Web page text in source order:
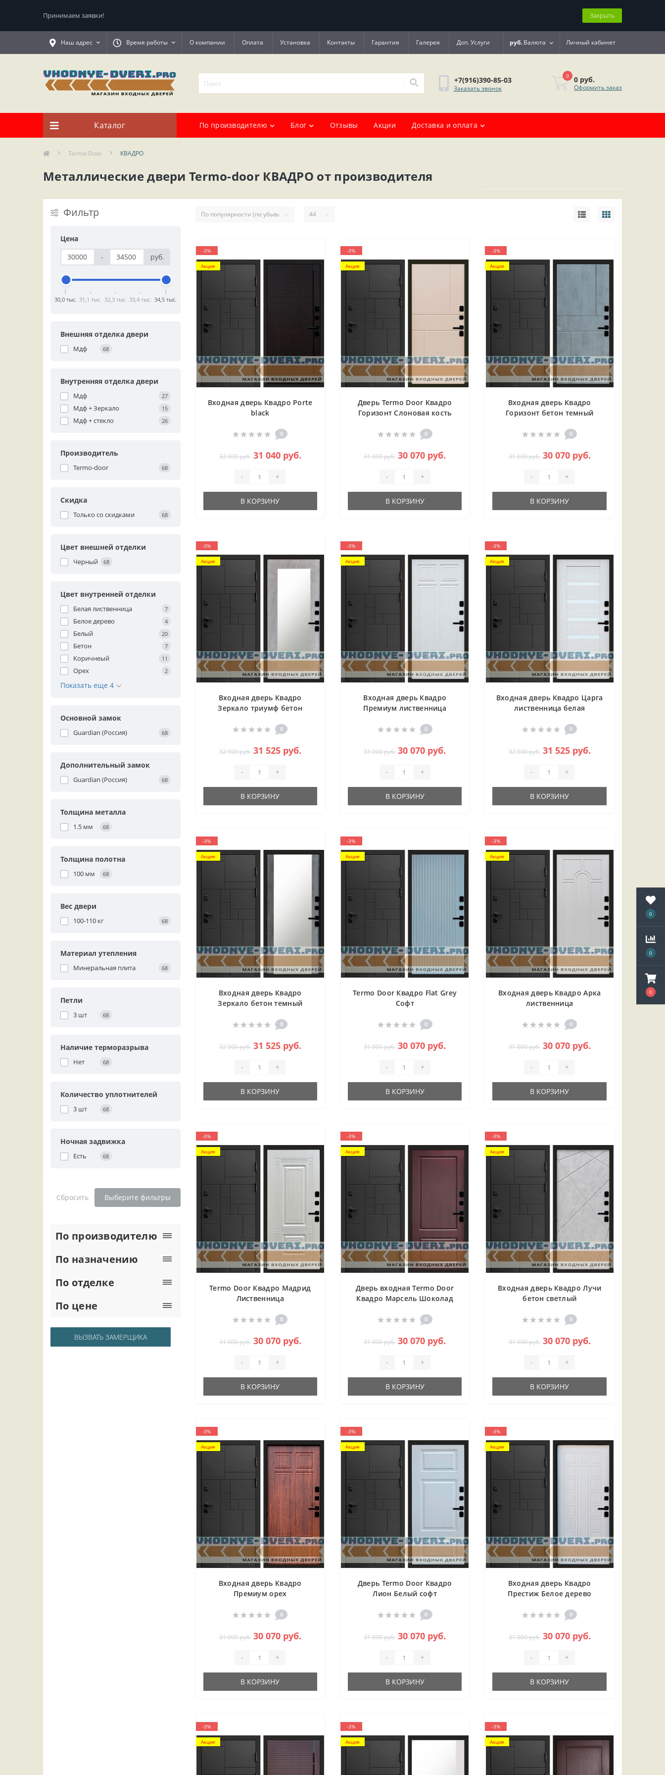
0
0
0
Принимаем заявки! Закрыть
Наш адрес Время работы О компании Оплата Установка Контакты Гарантия Галерея Доп. Услуги руб. Валюта Личный кабинет
+7(916)390-85-03
Заказать звонок
0 0 руб.
Оформить заказ
Каталог По производителю Блог Отзывы Акции Доставка и оплата
Termo-Door КВАДРО
Металлические двери Termo-door КВАДРО от производителя
Фильтр
Цена
-
руб.
30,0 тыс. 31,1 тыс. 32,3 тыс. 33,4 тыс. 34,5 тыс.
Внешняя отделка двери
Мдф 68
Внутренняя отделка двери
Мдф 27
Мдф + Зеркало 15
Мдф + стекло 26
Производитель
Termo-door 68
Скидка
Только со cкидками 68
Цвет внешней отделки
Черный 68
Цвет внутренней отделки
Белая лиственница 7
Белое дерево 4
Белый 20
Бетон 7
Коричнеый 11
Орех 2
Показать еще 4
Основной замок
Guardian (Россия) 68
Дополнительный замок
Guardian (Россия) 68
Толщина металла
1.5 мм 68
Толщина полотна
100 мм 68
Вес двери
100-110 кг 68
Материал утепления
Минеральная плита 68
Петли
3 шт 68
Наличие терморазрыва
Нет 68
Количество уплотнителей
3 шт 68
Ночная задвижка
Есть 68
Сбросить Выберите фильтры
По производителю
По назначению
По отделке
По цене
ВЫЗВАТЬ ЗАМЕРЩИКА
-3%
Акция
Входная дверь Квадро Porte
black
0
32 000 руб. 31 040 руб.
- +
В КОРЗИНУ
-3%
Акция
Дверь Termo Door Квадро
Горизонт Слоновая кость
0
31 000 руб. 30 070 руб.
- +
В КОРЗИНУ
-3%
Акция
Входная дверь Квадро
Горизонт бетон темный
0
31 000 руб. 30 070 руб.
- +
В КОРЗИНУ
-3%
Акция
Входная дверь Квадро
Зеркало триумф бетон
0
32 500 руб. 31 525 руб.
- +
В КОРЗИНУ
-3%
Акция
Входная дверь Квадро
Премиум лиственница
0
31 000 руб. 30 070 руб.
- +
В КОРЗИНУ
-3%
Акция
Входная дверь Квадро Царга
лиственница белая
0
32 500 руб. 31 525 руб.
- +
В КОРЗИНУ
-3%
Акция
Входная дверь Квадро
Зеркало бетон темный
0
32 500 руб. 31 525 руб.
- +
В КОРЗИНУ
-3%
Акция
Termo Door Квадро Flat Grey
Софт
0
31 000 руб. 30 070 руб.
- +
В КОРЗИНУ
-3%
Акция
Входная дверь Квадро Арка
лиственница
0
31 000 руб. 30 070 руб.
- +
В КОРЗИНУ
-3%
Акция
Termo Door Квадро Мадрид
Лиственница
0
31 000 руб. 30 070 руб.
- +
В КОРЗИНУ
-3%
Акция
Дверь входная Termo Door
Квадро Марсель Шоколад
0
31 000 руб. 30 070 руб.
- +
В КОРЗИНУ
-3%
Акция
Входная дверь Квадро Лучи
бетон светлый
0
31 000 руб. 30 070 руб.
- +
В КОРЗИНУ
-3%
Акция
Входная дверь Квадро
Премиум орех
0
31 000 руб. 30 070 руб.
- +
В КОРЗИНУ
-3%
Акция
Дверь Termo Door Квадро
Лион Белый софт
0
31 000 руб. 30 070 руб.
- +
В КОРЗИНУ
-3%
Акция
Входная дверь Квадро
Престиж Белое дерево
0
31 000 руб. 30 070 руб.
- +
В КОРЗИНУ
-3%
Акция
-3%
Акция
-3%
Акция